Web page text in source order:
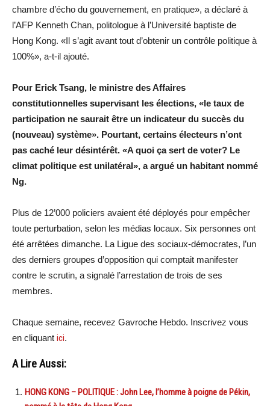
chambre d’écho du gouvernement, en pratique», a déclaré à
l’AFP Kenneth Chan, politologue à l’Université baptiste de
Hong Kong. «Il s’agit avant tout d’obtenir un contrôle politique à
100%», a-t-il ajouté.
Pour Erick Tsang, le ministre des Affaires
constitutionnelles supervisant les élections, «le taux de
participation ne saurait être un indicateur du succès du
(nouveau) système». Pourtant, certains électeurs n’ont
pas caché leur désintérêt. «A quoi ça sert de voter? Le
climat politique est unilatéral», a argué un habitant nommé
Ng.
Plus de 12’000 policiers avaient été déployés pour empêcher
toute perturbation, selon les médias locaux. Six personnes ont
été arrêtées dimanche. La Ligue des sociaux-démocrates, l’un
des derniers groupes d’opposition qui comptait manifester
contre le scrutin, a signalé l’arrestation de trois de ses
membres.
Chaque semaine, recevez Gavroche Hebdo. Inscrivez vous
en cliquant ici.
A Lire Aussi:
HONG KONG – POLITIQUE : John Lee, l’homme à poigne de Pékin,